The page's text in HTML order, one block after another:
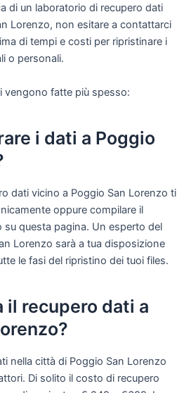
di un laboratorio di recupero dati
Lorenzo, non esitare a contattarci
di tempi e costi per ripristinare i
o personali.
vengono fatte più spesso:
i dati a Poggio
dati vicino a Poggio San Lorenzo ti
oppure compilare il
questa pagina. Un esperto del
Lorenzo sarà a tua disposizione
le fasi del ripristino dei tuoi files.
il recupero dati a
nella città di Poggio San Lorenzo
Di solito il costo di recupero